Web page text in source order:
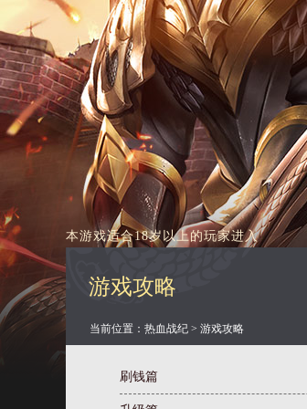
本游戏适合18岁以上的玩家进入
游戏攻略
当前位置： 热血战纪 > 游戏攻略
刷钱篇